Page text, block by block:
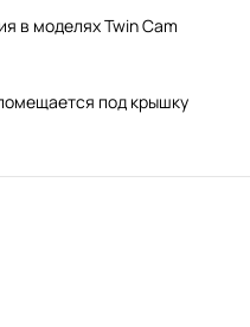
в моделях Twin Cam
под крышку